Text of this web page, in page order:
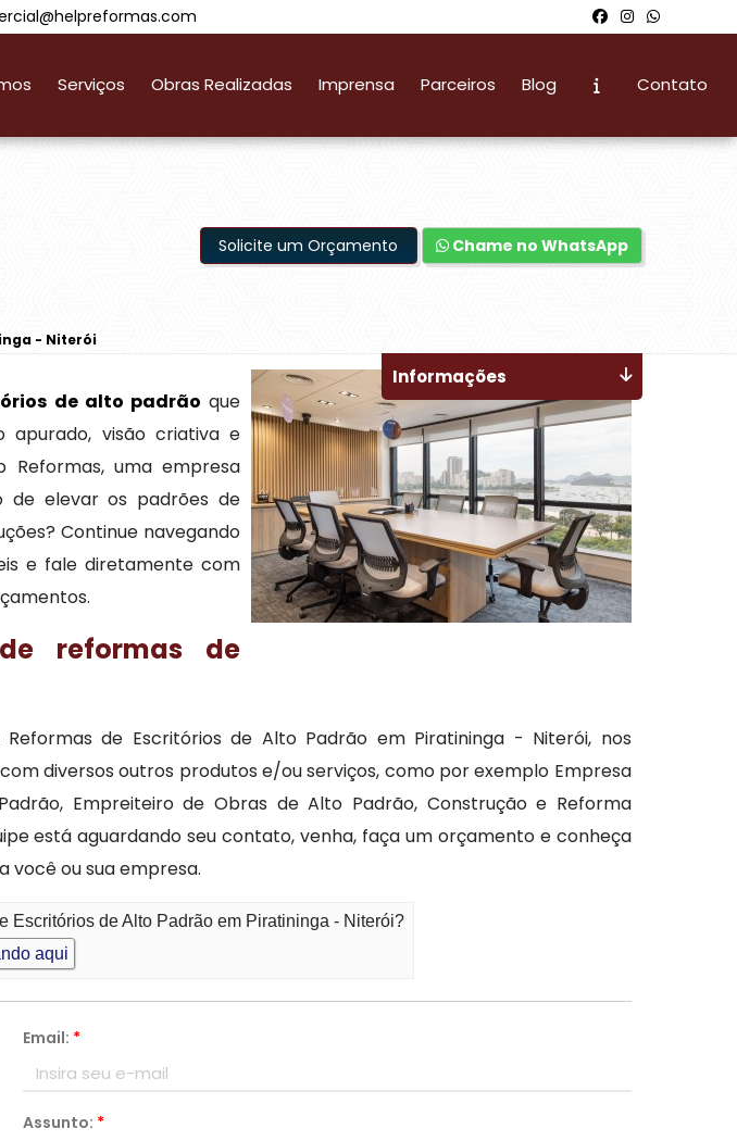
Serviços Obras Realizadas Imprensa Parceiros Blog Contato
- Niterói
Solicite um Orçamento Chame no WhatsApp
de alto padrão que
apurado, visão criativa e
Reformas, uma empresa
de elevar os padrões de
Continue navegando
e fale diretamente com
reformas de
de Escritórios de Alto Padrão em Piratininga - Niterói, nos
com diversos outros produtos e/ou serviços, como por exemplo Empresa
Empreiteiro de Obras de Alto Padrão, Construção e Reforma
está aguardando seu contato, venha, faça um orçamento e conheça
você ou sua empresa.
Escritórios de Alto Padrão em Piratininga - Niterói?
aqui
Email: *
Assunto: *
Informações